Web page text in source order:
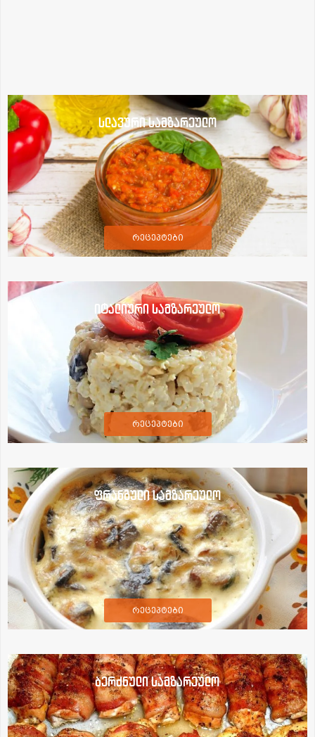
სლავური სამზარეულო
რეცეპტები
იტალიური სამზარეულო
რეცეპტები
ფრანგული სამზარეულო
რეცეპტები
ბერძნული სამზარეულო